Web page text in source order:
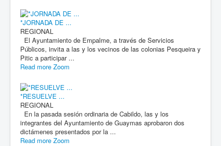
*JORNADA DE ...
REGIONAL
El Ayuntamiento de Empalme, a través de Servicios
Públicos, invita a las y los vecinos de las colonias Pesqueira y
Pitic a participar ...
Read more Zoom
*RESUELVE ...
REGIONAL
En la pasada sesión ordinaria de Cabildo, las y los
integrantes del Ayuntamiento de Guaymas aprobaron dos
dictámenes presentados por la ...
Read more Zoom